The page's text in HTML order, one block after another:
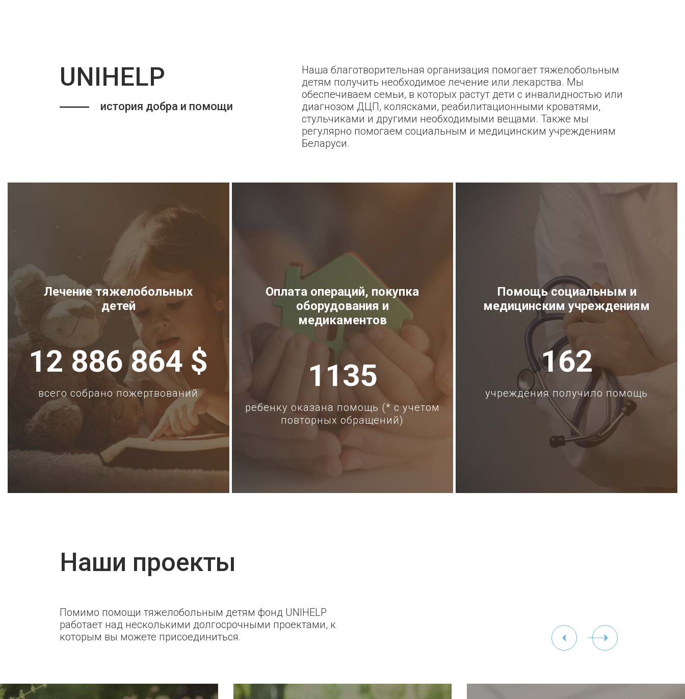
UNIHELP
история добра и помощи
Наша благотворительная организация помогает тяжелобольным
детям получить необходимое лечение или лекарства. Мы
обеспечиваем семьи, в которых растут дети с инвалидностью или
диагнозом ДЦП, колясками, реабилитационными кроватями,
стульчиками и другими необходимыми вещами. Также мы
регулярно помогаем социальным и медицинским учреждениям
Беларуси.
Лечение тяжелобольных
детей
12 886 864 $
всего собрано пожертвований
Оплата операций, покупка
оборудования и
медикаментов
1135
ребенку оказана помощь (* с учетом
повторных обращений)
Помощь социальным и
медицинским учреждениям
162
учреждения получило помощь
Наши проекты
Помимо помощи тяжелобольным детям фонд UNIHELP
работает над несколькими долгосрочными проектами, к
которым вы можете присоединиться.